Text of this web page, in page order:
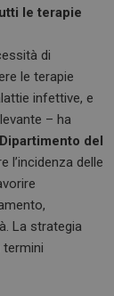
le terapie
di
le terapie
infettive, e
– ha
del
l’incidenza delle
La strategia